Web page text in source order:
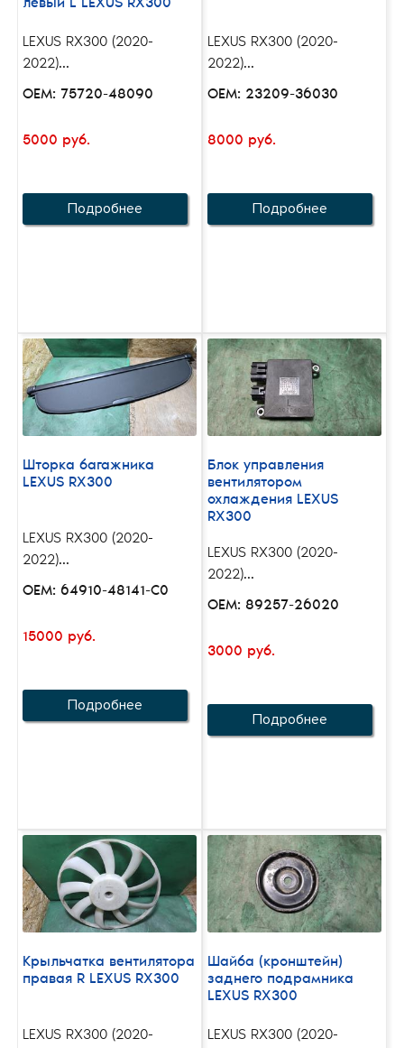
левый L LEXUS RX300
LEXUS RX300 (2020-
2022)...
OEM: 75720-48090
5000 руб.
Подробнее
LEXUS RX300 (2020-
2022)...
OEM: 23209-36030
8000 руб.
Подробнее
Шторка багажника
LEXUS RX300
LEXUS RX300 (2020-
2022)...
OEM: 64910-48141-C0
15000 руб.
Подробнее
Блок управления
вентилятором
охлаждения LEXUS
RX300
LEXUS RX300 (2020-
2022)...
OEM: 89257-26020
3000 руб.
Подробнее
Крыльчатка вентилятора
правая R LEXUS RX300
LEXUS RX300 (2020-
Шайба (кронштейн)
заднего подрамника
LEXUS RX300
LEXUS RX300 (2020-